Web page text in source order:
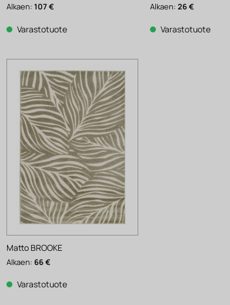
Alkaen: 107€
Varastotuote
Alkaen: 26€
Varastotuote
Matto BROOKE
Alkaen: 66€
Varastotuote